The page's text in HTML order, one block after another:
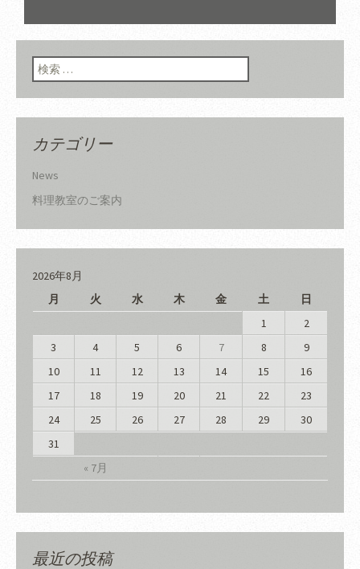
検索:
カテゴリー
News
料理教室のご案内
2026年8月
月
火 水 木 金 土 日
« 7月
1
2
3
4 5 6 7 8
9
10
11 12 13 14 15
16
17
18 19 20 21 22
23
24
25 26 27 28 29
30
31
最近の投稿